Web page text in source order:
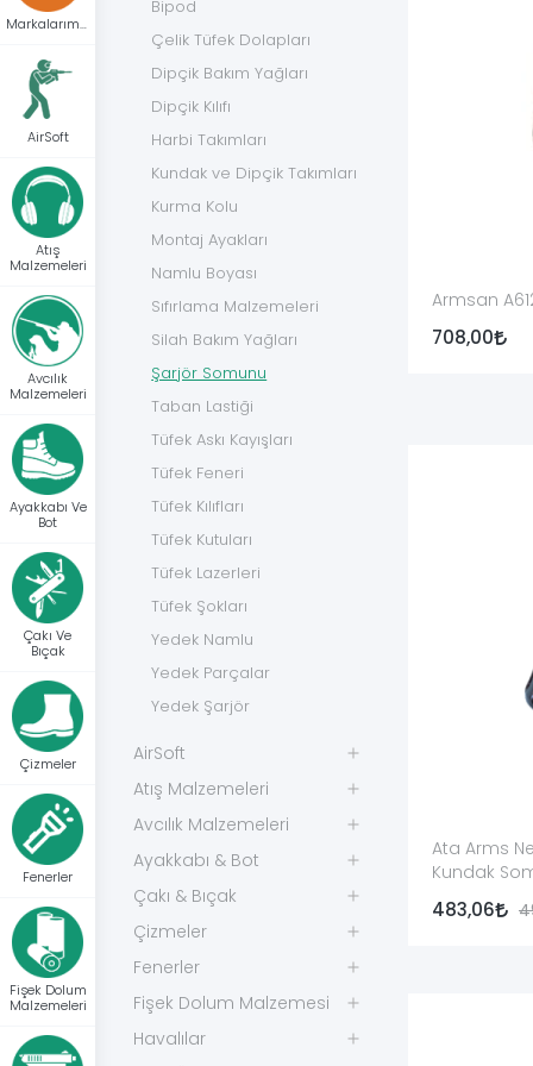
AirSoft
Atış
Malzemeleri
Avcılık
Malzemeleri
Ayakkabı Ve
Bot
Çakı Ve
Bıçak
Çizmeler
Fenerler
Fişek Dolum
Malzemeleri
sınırlayıcısının yerinde tutulmasına veya askı
Parçanın görevi yalnız tüfeğin ön bölümünü
veya tüfeğin üretici tarafından öngörülen montaj
Her tüfekte aynı tasarım kullanılmaz. Bazı
Şarjör Somunu, El Kundak
Yarı otomatik av tüfeği kullanıcıları aynı parçayı
Teknik olarak parçanın bağlantı noktası şarjör
anlaşılır yapı:
Marka + tam tüfek modeli + kalibre + şarjör/el
Öne
Standart şarjör somunu Fabrika
Tüfek
Yaylı şarjör somunu Somun
Renkli veya kaplamalı somun Bronz,
Şarjör somunu yayı Somun
Marka ve Model Uyumluluğu
Şarjör somunları dış görünüş bakımından
Armsan A612, Phenoma, Paragon ve Armtac RS-X
Bipod
Çelik Tüfek Dolapları
Dipçik Bakım Yağları
Dipçik Kılıfı
Harbi Takımları
Kundak ve Dipçik Takımları
Kurma Kolu
Montaj Ayakları
Namlu Boyası
Sıfırlama Malzemeleri
Silah Bakım Yağları
Şarjör Somunu
Taban Lastiği
Tüfek Askı Kayışları
Tüfek Feneri
Tüfek Kılıfları
Tüfek Kutuları
Tüfek Lazerleri
Tüfek Şokları
Yedek Namlu
Yedek Parçalar
Yedek Şarjör
AirSoft
Atış Malzemeleri
Avcılık Malzemeleri
Ayakkabı & Bot
Çakı & Bıçak
Çizmeler
Fenerler
Fişek Dolum Malzemesi
Havalılar
Armsan
708,00
Ata Arms
Kundak
483,06